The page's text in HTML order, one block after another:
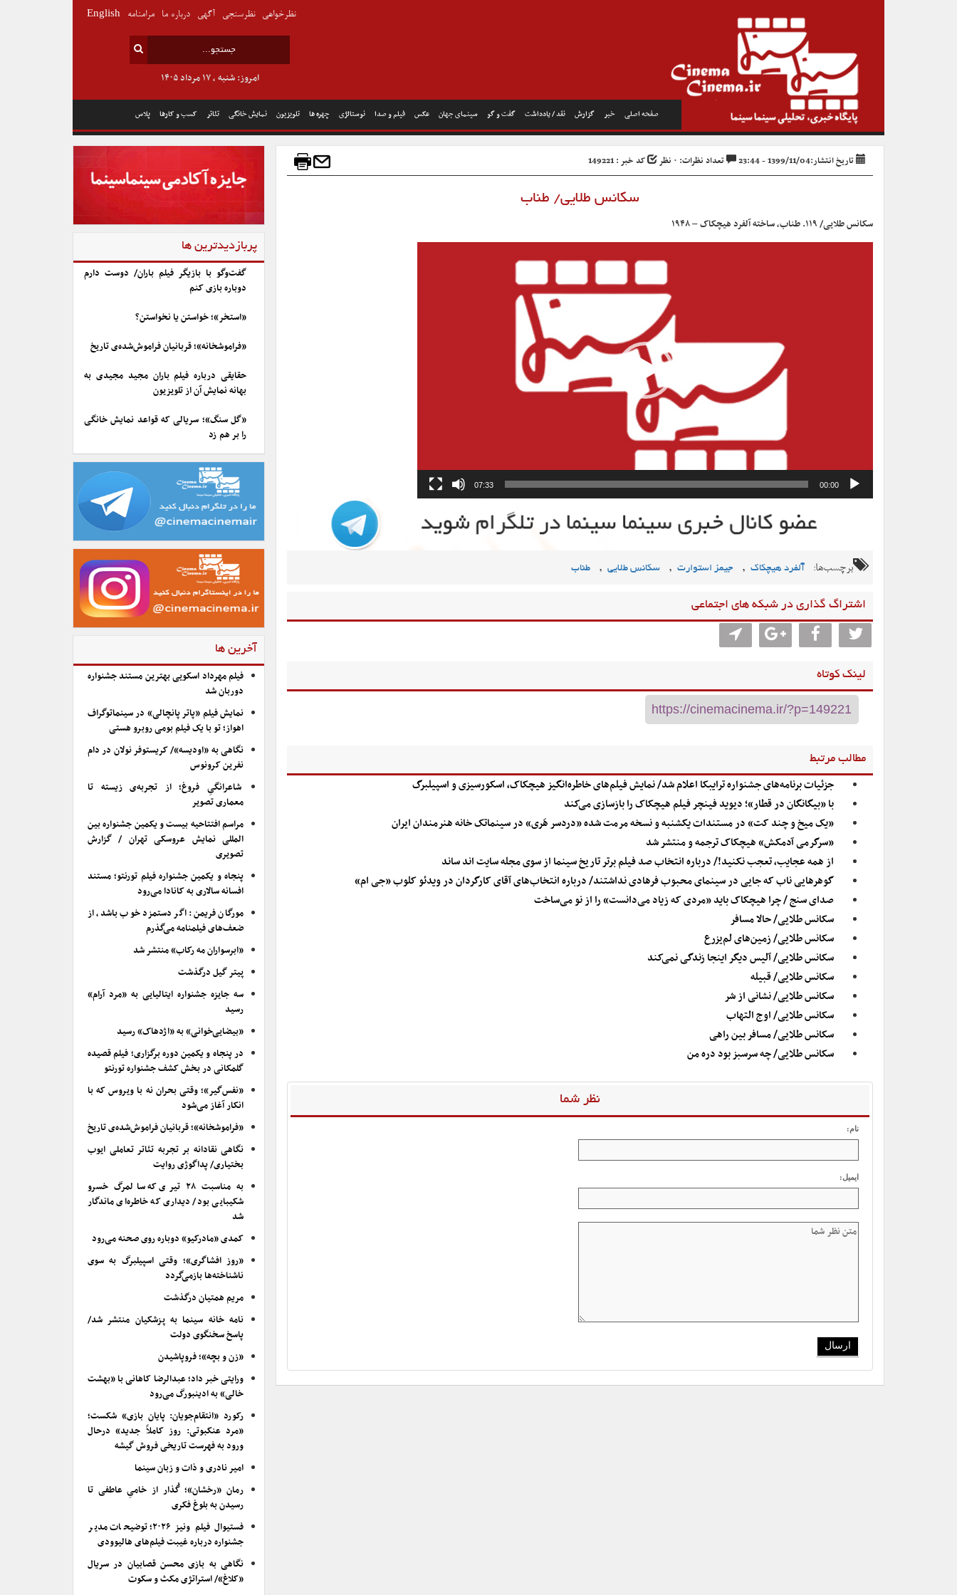
صفحه اصلی خبر گزارش نقد / یادداشت گفت و گو سینمای جهان عکس فیلم و صدا نوستالژی چهره ها تلویزیون نمایش خانگی تئاتر کسب و کارها پلاس
امروز: شنبه , ۱۷ مرداد ۱۴۰۵
نظرخواهی نظرسنجی آگهی درباره ما مرامنامه English
تاریخ انتشار:1399/11/04 - 23:44 تعداد نظرات: ۰ نظر کد خبر : 149221
سکانس طلایی/ طناب
سکانس طلایی/ ۱۱۹. طناب، ساخته آلفرد هیچکاک – ۱۹۴۸
00:00
07:33
برچسب‌ها: آلفرد هیچکاک , جیمز استوارت , سکانس طلایی , طناب
اشتراگ گذاری در شبکه های اجتماعی
لینک کوتاه
مطالب مرتبط
جزئیات برنامه‌های جشنواره ترایبکا اعلام شد/ نمایش فیلم‌های خاطره‌انگیز هیچکاک، اسکورسیزی و اسپیلبرگ
با «بیگانگان در قطار»؛ دیوید فینچر فیلم هیچکاک را بازسازی می‌کند
«یک میخ و چند کت» در مستندات یکشنبه و نسخه مرمت شده «دردسر هَری» در سینماتک خانه هنرمندان ایران
«سرگرمی آدمکش» هیچکاک ترجمه و منتشر شد
از همه عجایب، تعجب نکنید!/ درباره انتخاب صد فیلم برتر تاریخ سینما از سوی مجله سایت اند ساند
گوهرهایی ناب که جایی در سینمای محبوب فرهادی نداشتند/ درباره انتخاب‌های آقای کارگردان در ویدئو کلوب «جی ام»
صدای سنج / چرا هیچکاک باید «مردی که زیاد می‌دانست» را از نو می‌ساخت
سکانس طلایی/ حالا مسافر
سکانس طلایی/ زمین‌های لم‌یزرع
سکانس طلایی/ آلیس دیگر اینجا زندگی نمی‌کند
سکانس طلایی/ قبیله
سکانس طلایی/ نشانی از شر
سکانس طلایی/ اوج التهاب
سکانس طلایی/ مسافر بین راهی
سکانس طلایی/ چه سرسبز بود دره من
نظر شما
نام:
ایمیل:
پربازدیدترین ها
گفت‌وگو با بازیگر فیلم باران/ دوست دارم
دوباره بازی کنم
«استخر»؛ خواستن یا نخواستن؟
«فراموشخانه»؛ قربانیان فراموش‌شده‌ی تاریخ
حقایقی درباره فیلم باران مجید مجیدی به
بهانه نمایش آن از تلویزیون
«گل سنگ»؛ سریالی که قواعد نمایش خانگی
را بر هم زد
آخرین ها
فیلم مهرداد اسکویی بهترین مستند جشنواره
دوربان شد
نمایش فیلم «پاتر پانچالی» در سینماتوگراف
اهواز؛ تو با یک فیلم بومی روبرو هستی
نگاهی به «اودیسه»/ کریستوفر نولان در دام
نفرین کرونوس
شاعرانگیِ فروغ؛ از تجربه‌ی زیسته تا
معماری تصویر
مراسم افتتاحیه بیست و یکمین جشنواره بین
المللی نمایش عروسکی تهران / گزارش
تصویری
پنجاه و یکمین جشنواره فیلم تورنتو؛ مستند
افسانه سالاری به کانادا می‌رود
مورگان فریمن: اگر دستمزد خوب باشد، از
ضعف‌های فیلمنامه می‌گذرم
«ابرسواران مه رکاب» منتشر شد
پیتر گیل درگذشت
سه جایزه جشنواره ایتالیایی به «مرد آرام»
رسید
«بیضایی‌خوانی» به «اژدهاک» رسید
در پنجاه و یکمین دوره برگزاری؛ فیلم قصیده
گلمکانی در بخش کشف جشنواره تورنتو
«نفس‌گیر»؛ وقتی بحران نه با ویروس که با
انکار آغاز می‌شود
«فراموشخانه»؛ قربانیان فراموش‌شده‌ی تاریخ
نگاهی نقادانه بر تجربه تئاتر تعاملی ایوب
بختیاری/ پداگوژی روایت
به مناسبت ۲۸ تیری که سالمرگ خسرو
شکیبایی بود/ دیداری که خاطره‌ای ماندگار
شد
کمدی «مادرکیو» دوباره روی صحنه می‌رود
«روز افشاگری»؛ وقتی اسپیلبرگ به سوی
ناشناخته‌ها بازمی‌گردد
مریم همتیان درگذشت
نامه خانه سینما به پزشکیان منتشر شد/
پاسخ سخنگوی دولت
«زن و بچه»؛ فروپاشیدن
ورایتی خبر داد؛ عبدالرضا کاهانی با «بهشت
خالی» به ادینبورگ می‌رود
رکورد «انتقام‌جویان: پایان بازی» شکست؛
«مرد عنکبوتی: روز کاملاً جدید» درحال
ورود به فهرست تاریخی فروش گیشه
امیر نادری و ذات و زبان سینما
رمان «رخشان»؛ گُذار از خامیِ عاطفی تا
رسیدن به بلوغ فکری
فستیوال فیلم ونیز ۲۰۲۶؛ توضیحات مدیر
جشنواره درباره غیبت فیلم‌های هالیوودی
نگاهی به بازی محسن قصابیان در سریال
«کلاغ»/ استراتژی مکث و سکوت